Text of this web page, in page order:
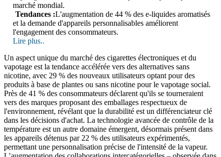
marché mondial.
Tendances :L'augmentation de 44 % des e-liquides aromatisés
et la demande d'appareils personnalisables améliorent
l'engagement des consommateurs.
Lire plus..
Un aspect unique du marché des cigarettes électroniques et du
vapotage est la tendance accélérée vers des alternatives sans
nicotine, avec 29 % des nouveaux utilisateurs optant pour des
produits à base de plantes ou sans nicotine pour le vapotage social.
Près de 41 % des consommateurs déclarent qu'ils se tourneraient
vers des marques proposant des emballages respectueux de
l'environnement, révélant que la durabilité est un différenciateur clé
dans les décisions d'achat. La technologie avancée de contrôle de la
température est un autre domaine émergent, désormais présent dans
les appareils détenus par 22 % des utilisateurs expérimentés,
permettant une personnalisation précise de l'intensité de la vapeur.